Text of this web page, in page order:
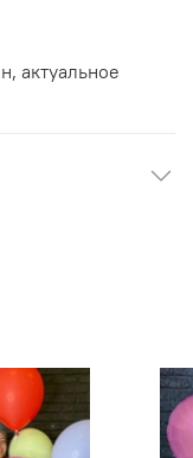
актуальное